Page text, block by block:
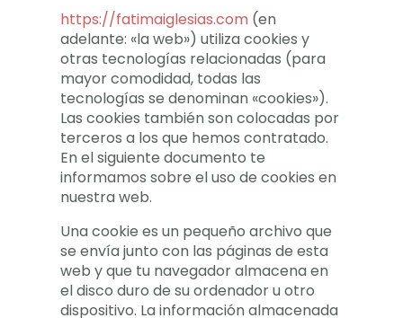
https://fatimaiglesias.com (en
adelante: «la web») utiliza cookies y
otras tecnologías relacionadas (para
mayor comodidad, todas las
tecnologías se denominan «cookies»).
Las cookies también son colocadas por
terceros a los que hemos contratado.
En el siguiente documento te
informamos sobre el uso de cookies en
nuestra web.
Una cookie es un pequeño archivo que
se envía junto con las páginas de esta
web y que tu navegador almacena en
el disco duro de su ordenador u otro
dispositivo. La información almacenada